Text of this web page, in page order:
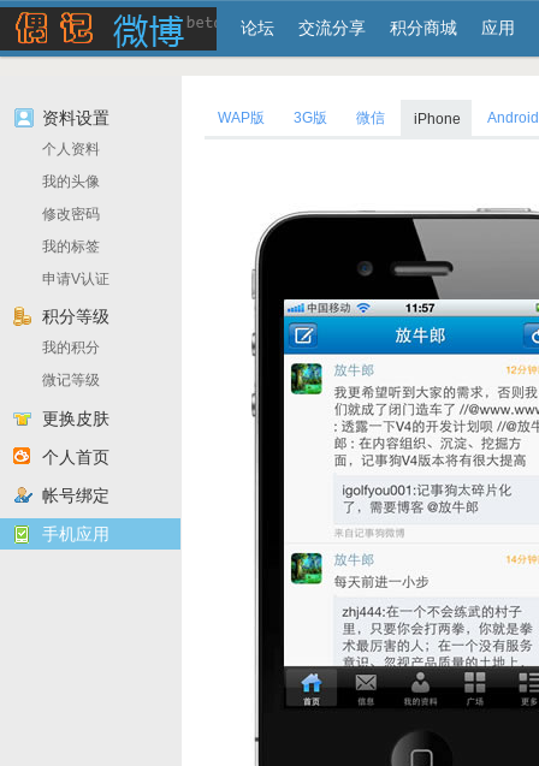
论坛 交流分享 积分商城 应用
资料设置
个人资料
我的头像
修改密码
我的标签
申请V认证
积分等级
我的积分
微记等级
更换皮肤
个人首页
帐号绑定
手机应用
WAP版 3G版 微信 iPhone Android